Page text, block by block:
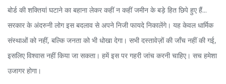
बोर्ड की शक्तियां घटाने का बहाना लेकर कहीं न कहीं जमीन के बड़े हित छिपे हुए हैं...
सरकार के अंदरुनी लोग इस बदलाव से अपने निजी फायदे निकालेंगे। यह केवल धार्मिक
संस्थाओं को नहीं, बल्कि जनता को भी धोखा देगा। सभी दस्तावेज़ों की जाँच नहीं की गई,
इसलिए विश्वास नहीं किया जा सकता। हमें इस पर गहरी जांच करनी चाहिए। सच हमेशा
उजागर होगा।